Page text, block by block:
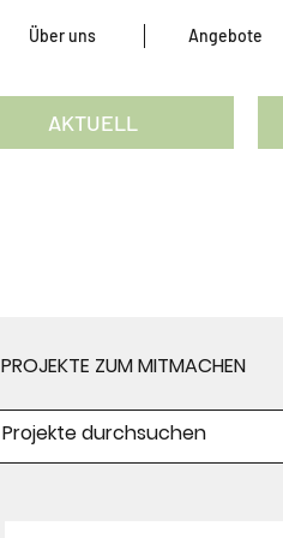
Über uns Angebote
PROJEKTE ZUM MITMACHEN
AKTUELL